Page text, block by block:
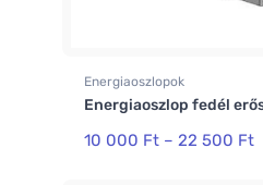
Energiaoszlopok
Energiaoszlop fedél
10 000 Ft – 22 500 Ft